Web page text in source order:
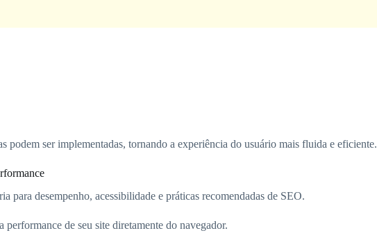
podem ser implementadas, tornando a experiência do usuário mais fluida e eficiente.
para desempenho, acessibilidade e práticas recomendadas de SEO.
de seu site diretamente do navegador.